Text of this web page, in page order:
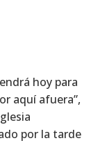
hoy para
aquí afuera”,
por la tarde